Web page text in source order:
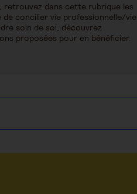
retrouvez dans cette rubrique les
concilier vie professionnelle/vie
soin de soi, découvrez
proposées pour en bénéficier.